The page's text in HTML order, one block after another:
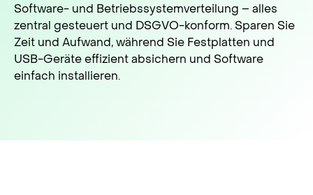
Software- und Betriebssystemverteilung – alles
zentral gesteuert und DSGVO-konform. Sparen Sie
Zeit und Aufwand, während Sie Festplatten und
USB-Geräte effizient absichern und Software
einfach installieren.